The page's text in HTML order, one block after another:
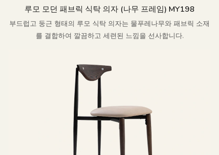
루모 모던 패브릭 식탁 의자 (나무 프레임) MY198
부드럽고 둥근 형태의 루모 식탁 의자는 물푸레나무와 패브릭 소재
를 결합하여 깔끔하고 세련된 느낌을 선사합니다.